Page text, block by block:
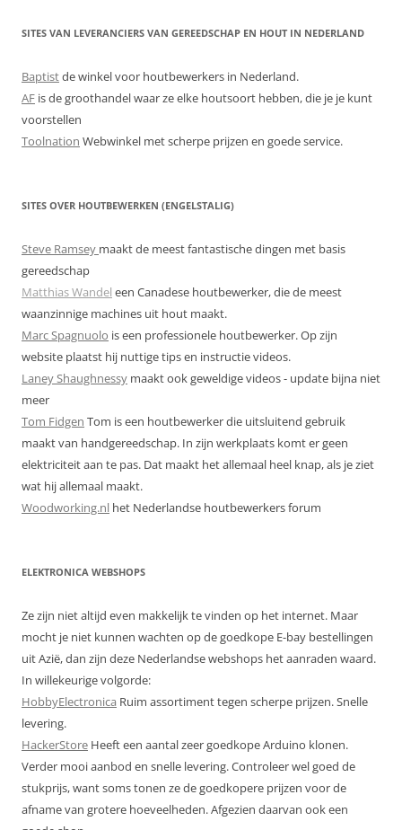
SITES VAN LEVERANCIERS VAN GEREEDSCHAP EN HOUT IN NEDERLAND
Baptistde winkel voor houtbewerkers in Nederland.
AF is de groothandel waar ze elke houtsoort hebben, die je je kunt
voorstellen
Toolnation Webwinkel met scherpe prijzen en goede service.
SITES OVER HOUTBEWERKEN (ENGELSTALIG)
Steve Ramsey maakt de meest fantastische dingen met basis
gereedschap
Matthias Wandel een Canadese houtbewerker, die de meest
waanzinnige machines uit hout maakt.
Marc Spagnuolo is een professionele houtbewerker. Op zijn
website plaatst hij nuttige tips en instructie videos.
Laney Shaughnessy maakt ook geweldige videos - update bijna niet
meer
Tom Fidgen Tom is een houtbewerker die uitsluitend gebruik
maakt van handgereedschap. In zijn werkplaats komt er geen
elektriciteit aan te pas. Dat maakt het allemaal heel knap, als je ziet
wat hij allemaal maakt.
Woodworking.nl het Nederlandse houtbewerkers forum
ELEKTRONICA WEBSHOPS
Ze zijn niet altijd even makkelijk te vinden op het internet. Maar
mocht je niet kunnen wachten op de goedkope E-bay bestellingen
uit Azië, dan zijn deze Nederlandse webshops het aanraden waard.
In willekeurige volgorde:
HobbyElectronica Ruim assortiment tegen scherpe prijzen. Snelle
levering.
HackerStore Heeft een aantal zeer goedkope Arduino klonen.
Verder mooi aanbod en snelle levering. Controleer wel goed de
stukprijs, want soms tonen ze de goedkopere prijzen voor de
afname van grotere hoeveelheden. Afgezien daarvan ook een